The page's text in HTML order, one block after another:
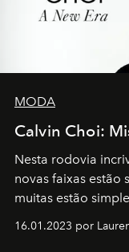
MODA
Calvin Choi:
Nesta rodovia
novas faixas estão
muitas estão
transportador
16.01.2023 por